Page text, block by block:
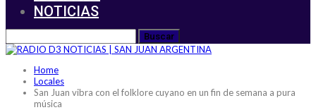
NOTICIAS
Home
Locales
San Juan vibra con el folklore cuyano en un fin de semana a pura
música